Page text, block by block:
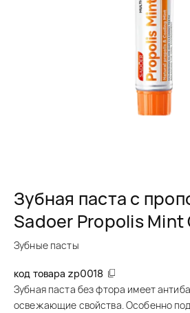
Зубная паста с
Sadoer Propolis Mint
Зубные пасты
код товара zp0018
Зубная паста без фтора имеет
освежающие свойства. Особенно